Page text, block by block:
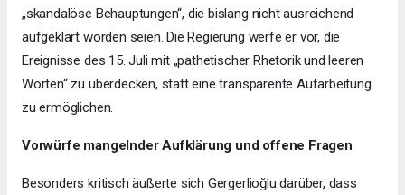
„skandalöse Behauptungen“, die bislang nicht ausreichend
aufgeklärt worden seien. Die Regierung werfe er vor, die
Ereignisse des 15. Juli mit „pathetischer Rhetorik und leeren
Worten“ zu überdecken, statt eine transparente Aufarbeitung
zu ermöglichen.
Vorwürfe mangelnder Aufklärung und offene Fragen
Besonders kritisch äußerte sich Gergerlioğlu darüber, dass